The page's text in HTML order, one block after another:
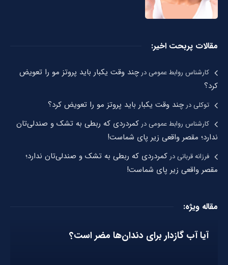
مقالات پربحت اخیر:
کارشناس روابط عمومیدرچند وقت یکبار باید پروتز مو را تعویض
کرد؟
توکلیدرچند وقت یکبار باید پروتز مو را تعویض کرد؟
کارشناس روابط عمومیدر کمردردی که ربطی به تشک و صندلی‌تان
ندارد؛ مقصر واقعی زیر پای شماست!
فرزانه قربانیدر کمردردی که ربطی به تشک و صندلی‌تان ندارد؛
مقصر واقعی زیر پای شماست!
مقاله ویژه:
آیا آب گازدار برای دندان‌ها مضر است؟